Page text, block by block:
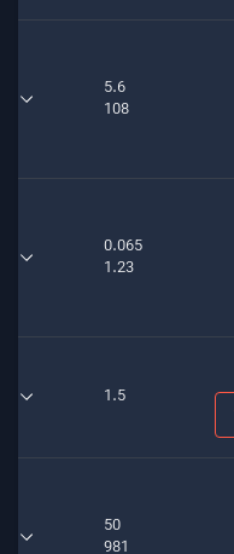
5.6
108
0.065
1.23
1.5
50
981